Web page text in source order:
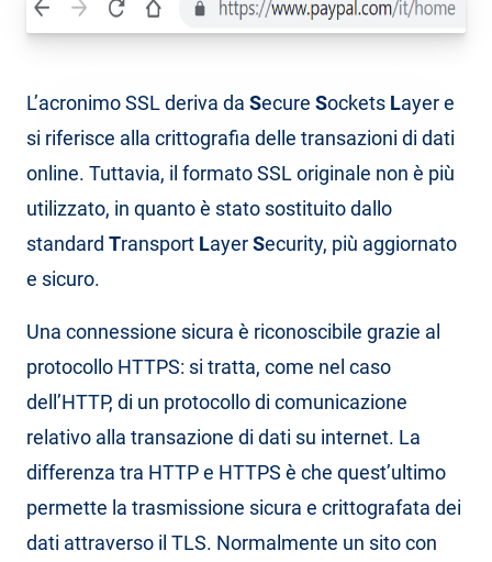
L’acronimo SSL deriva da Secure Sockets Layer e
si riferisce alla crittografia delle transazioni di dati
online. Tuttavia, il formato SSL originale non è più
utilizzato, in quanto è stato sostituito dallo
standard Transport LayerSecurity, più aggiornato
e sicuro.
Una connessione sicura è riconoscibile grazie al
protocollo HTTPS: si tratta, come nel caso
dell’HTTP, di un protocollo di comunicazione
relativo alla transazione di dati su internet. La
differenza tra HTTP e HTTPS è che quest’ultimo
permette la trasmissione sicura e crittografata dei
dati attraverso il TLS. Normalmente un sito con